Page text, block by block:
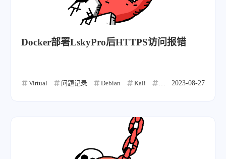
Docker部署LskyPro后HTTPS访问报错
Virtual 问题记录 Debian Kali CentOS Ubuntu
2023-08-27